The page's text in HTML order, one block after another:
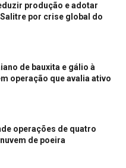
produção e adotar
por crise global do
de bauxita e gálio à
operação que avalia ativo
operações de quatro
de poeira